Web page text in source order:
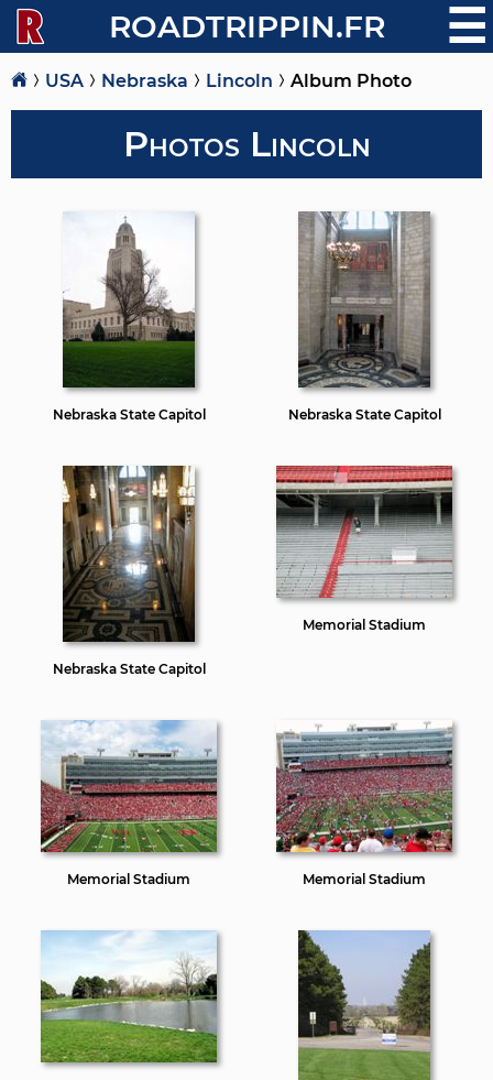
ROADTRIPPIN.FR ☰
USA Nebraska Lincoln Album Photo
Photos Lincoln
Nebraska State Capitol Nebraska State Capitol
Nebraska State Capitol
Memorial Stadium
Memorial Stadium Memorial Stadium